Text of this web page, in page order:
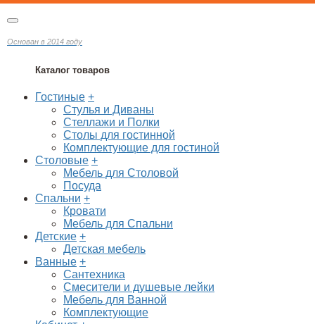
Основан в 2014 году
Каталог товаров
Гостиные +
Стулья и Диваны
Стеллажи и Полки
Столы для гостинной
Комплектующие для гостиной
Столовые +
Мебель для Столовой
Посуда
Спальни +
Кровати
Мебель для Спальни
Детские +
Детская мебель
Ванные +
Сантехника
Смесители и душевые лейки
Мебель для Ванной
Комплектующие